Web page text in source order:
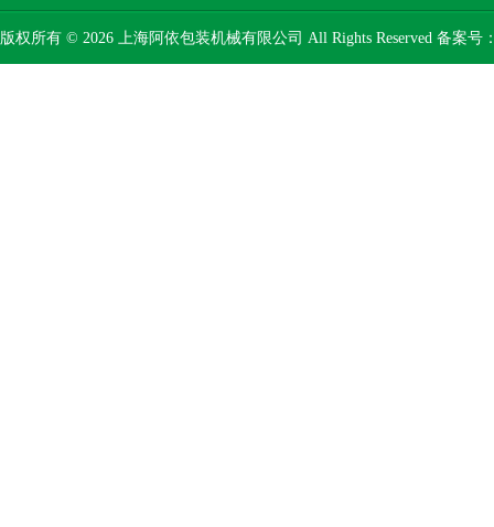
版权所有 © 2026 上海阿依包装机械有限公司 All Rights Reserved 备案号